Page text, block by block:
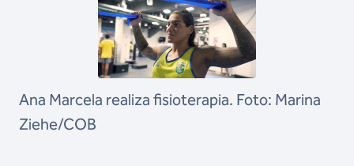
Ana Marcela realiza fisioterapia. Foto: Marina
Ziehe/COB